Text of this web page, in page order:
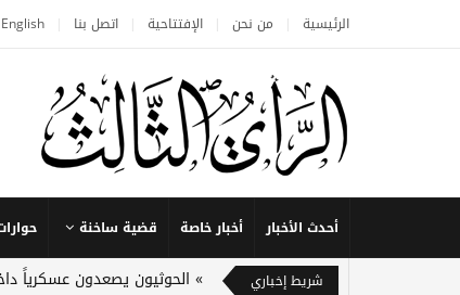
الرئيسية من نحن الإفتتاحية اتصل بنا English
أحدث الأخبار أخبار خاصة قضية ساخنة
شريط إخباري الحوثيون يصعدون عسكرياً